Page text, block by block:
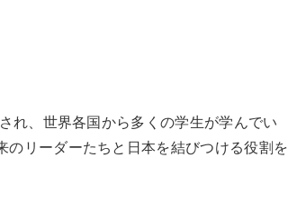
れ、世界各国から多くの学生が学んでい
のリーダーたちと日本を結びつける役割を